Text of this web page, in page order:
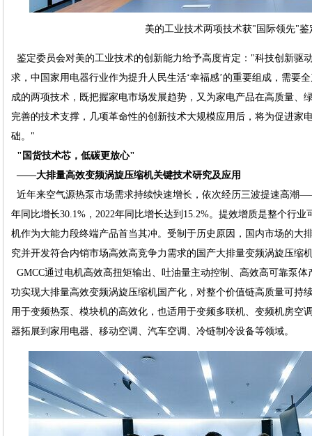
美的工业技术两项技术获"国际领先"鉴
鉴定委员会对美的工业技术的创新能力给予高度肯定："科技创新驱
求，中国家用电器行业作为提升人民生活‘幸福感’的重要组成，需要
成的两项技术，既把握家电市场发展趋势，又为家电产品在高质量、
完善的技术支撑，几项革命性的创新技术大规模应用后，将为促进家
础。"
"国货技术芯，低碳更放心"
——大排量高效变频涡旋压缩机关键技术研究及应用
近年来空气源热泵市场需求持续快速增长，依次经历三波提速高潮
年同比增长30.1%，2022年同比增长达到15.2%。提效增质是整个行
机作为大能力段终端产品首当其冲。受制于历史原因，国内市场的大
究并开发符合内销市场高效高竞争力需求的国产大排量变频涡旋压缩
GMCC通过电机高效高扭矩输出、吐油量主动控制、高效高可靠泵
功实现大排量高效变频涡旋压缩机国产化，对整个价值链高质量可持
用于变频热泵、模块机的高效化，也适用于变频多联机、变频机房空
器拓展到家用电器、移动空调、汽车空调、冷链制冷设备等领域。